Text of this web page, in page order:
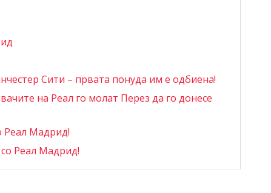
Сити – првата понуда им е одбиена!
на Реал го молат Перез да го донесе
Реал Мадрид!
Реал Мадрид!